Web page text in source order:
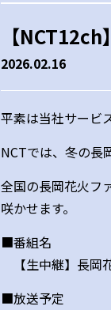
【
2026.02.16
平素は当社サービ
NCTでは、冬の長
全国の長岡花火フ
咲かせます。
■番組名
【生中継】長岡
■放送予定